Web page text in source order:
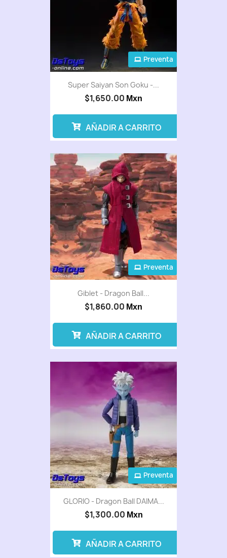
Super Saiyan Son Goku -...
$1,650.00 Mxn
Preventa
AÑADIR A CARRITO
Giblet - Dragon Ball...
$1,860.00 Mxn
Preventa
AÑADIR A CARRITO
GLORIO - Dragon Ball DAIMA...
$1,300.00 Mxn
Preventa
AÑADIR A CARRITO